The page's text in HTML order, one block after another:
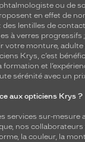
ou de
en effet de
des lentilles de contact
à verres progressifs
votre monture, adulte
Krys, c’est
formation et
sérénité avec un
aux opticiens Krys ?
services sur-mesure
nos
la couleur, la